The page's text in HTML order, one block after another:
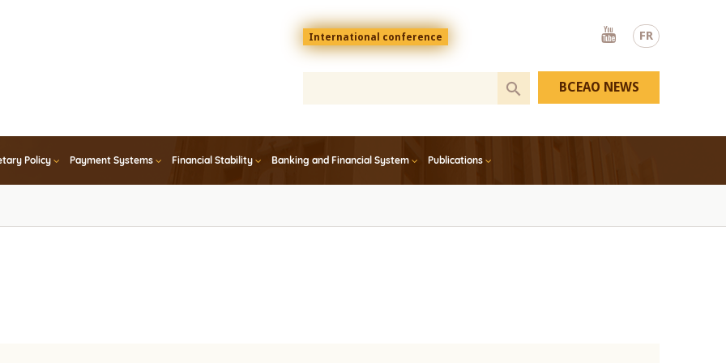
FR
Menu
top
En
International conference
Youtube
Policy Payment Systems Financial Stability Banking and Financial System Publications
BCEAO NEWS